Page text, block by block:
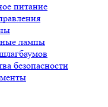
питание
лампы
безопасности